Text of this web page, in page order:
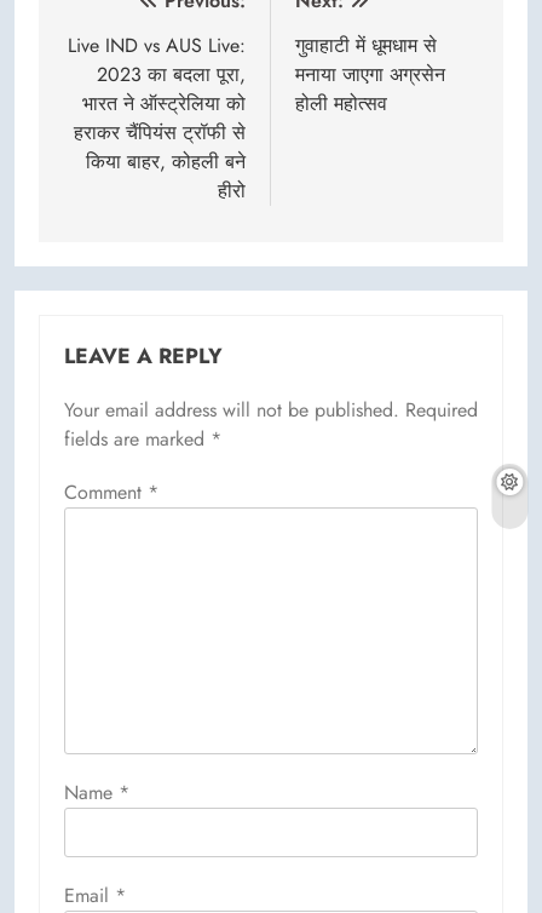
navigation
Live IND vs AUS Live:
2023 का बदला पूरा,
भारत ने ऑस्ट्रेलिया को
हराकर चैंपियंस ट्रॉफी से
किया बाहर, कोहली बने
हीरो
गुवाहाटी में धूमधाम से
मनाया जाएगा अग्रसेन
होली महोत्सव
LEAVE A REPLY
Your email address will not be published. Required
fields are marked *
Comment *
Name *
Email *